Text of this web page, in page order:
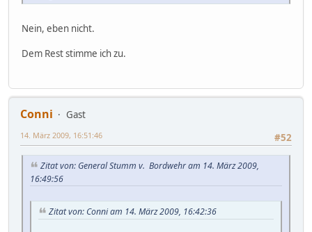
Nein, eben nicht.
Dem Rest stimme ich zu.
Conni
Gast
#52
14. März 2009, 16:51:46
Zitat von: General Stumm v. Bordwehr am 14. März 2009,
16:49:56
Zitat von: Conni am 14. März 2009, 16:42:36